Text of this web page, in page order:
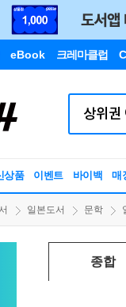
eBook 크레마클럽
상품 이벤트 바이백 매
일본도서 문학
종합